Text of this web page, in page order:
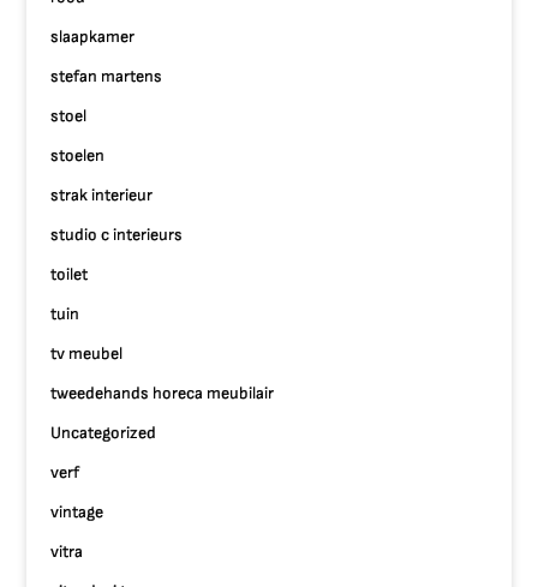
slaapkamer
stefan martens
stoel
stoelen
strak interieur
studio c interieurs
toilet
tuin
tv meubel
tweedehands horeca meubilair
Uncategorized
verf
vintage
vitra